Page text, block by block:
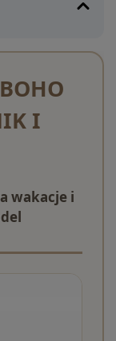
I
wakacje i